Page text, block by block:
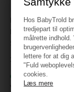
Hos BabyTrold
tredjepart til
målrette
lettere for at dig
"Fuld
cookies.
Læs mere
Name It -
NREG TEDDY
Shopping Bag
169,95
På lager
Varenr.:13261269-SB